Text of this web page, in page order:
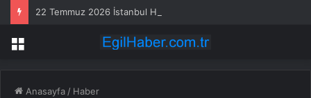
Menü
Anasayfa / Haber